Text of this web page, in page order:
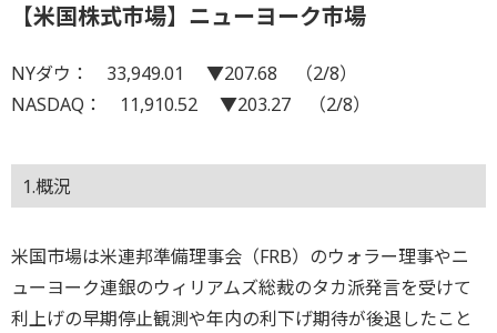
【米国株式市場】ニューヨーク市場
NYダウ： 33,949.01 ▼207.68 （2/8）
NASDAQ： 11,910.52 ▼203.27 （2/8）
1.概況
米国市場は米連邦準備理事会（FRB）のウォラー理事やニ
ューヨーク連銀のウィリアムズ総裁のタカ派発言を受けて
利上げの早期停止観測や年内の利下げ期待が後退したこと